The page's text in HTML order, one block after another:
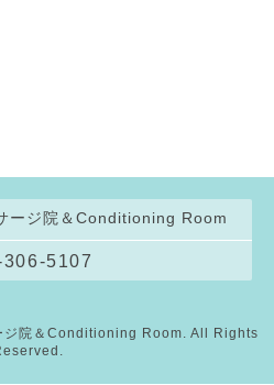
ージ院＆Conditioning Room
5107
ジ院＆Conditioning Room . All Rights